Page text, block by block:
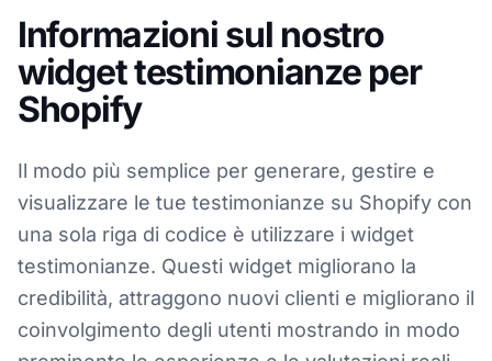
Informazioni sul nostro
widget testimonianze per
Shopify
Il modo più semplice per generare, gestire e
visualizzare le tue testimonianze su Shopify con
una sola riga di codice è utilizzare i widget
testimonianze. Questi widget migliorano la
credibilità, attraggono nuovi clienti e migliorano il
coinvolgimento degli utenti mostrando in modo